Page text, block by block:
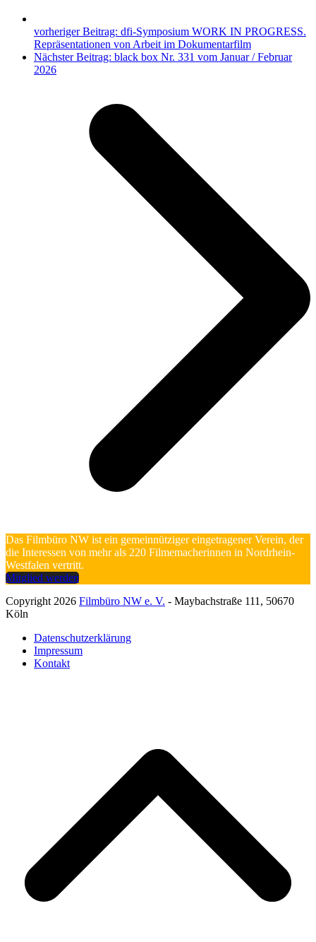
vorheriger Beitrag: dfi-Symposium WORK IN PROGRESS.
Repräsentationen von Arbeit im Dokumentarfilm
Nächster Beitrag: black box Nr. 331 vom Januar / Februar
2026
Das Filmbüro NW ist ein gemeinnütziger eingetragener Verein, der
die Interessen von mehr als 220 Filmemacherinnen in Nordrhein-
Westfalen vertritt.
Mitglied werden
Copyright 2026 Filmbüro NW e. V. - Maybachstraße 111, 50670
Köln
Datenschutzerklärung
Impressum
Kontakt